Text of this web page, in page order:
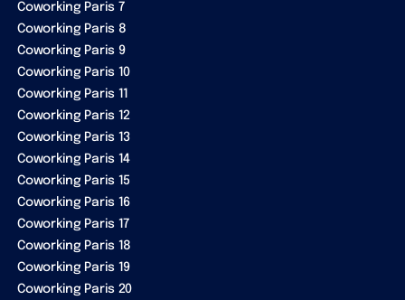
Coworking Paris 7
Coworking Paris 8
Coworking Paris 9
Coworking Paris 10
Coworking Paris 11
Coworking Paris 12
Coworking Paris 13
Coworking Paris 14
Coworking Paris 15
Coworking Paris 16
Coworking Paris 17
Coworking Paris 18
Coworking Paris 19
Coworking Paris 20